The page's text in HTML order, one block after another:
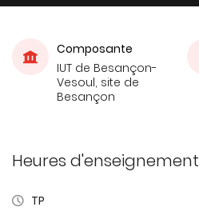
Composante
IUT de Besançon-
Vesoul, site de
Besançon
Heures d'enseignement
TP